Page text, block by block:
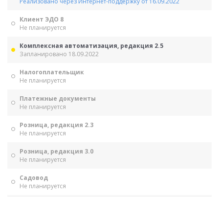
Клиент ЭДО 8
Не планируется
Комплексная автоматизация, редакция 2.5
Запланировано 18.09.2022
Налогоплательщик
Не планируется
Платежные документы
Не планируется
Розница, редакция 2.3
Не планируется
Розница, редакция 3.0
Не планируется
Садовод
Не планируется